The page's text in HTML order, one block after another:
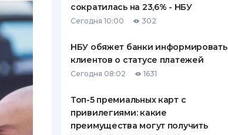
сократилась на 23,6% - НБУ
Сегодня 10:00 302
НБУ обяжет банки информировать
клиентов о статусе платежей
Сегодня 08:02 1631
Топ-5 премиальных карт с
привилегиями: какие
преимущества могут получить